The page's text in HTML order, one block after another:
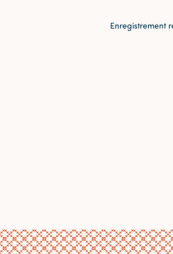
Enregistrement